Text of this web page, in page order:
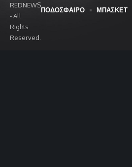
REDNEWS
- All
Rights
Reserved.
ΠΟΔΟΣΦΑΙΡΟ ΜΠΑΣΚΕΤ